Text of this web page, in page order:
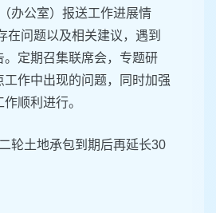
办公室）报送工作进展情
在问题以及相关建议，遇到
。定期召集联席会，专题研
工作中出现的问题，同时加强
顺利进行。
轮土地承包到期后再延长30